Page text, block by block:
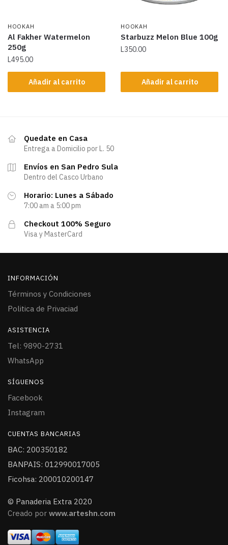
HOOKAH
Al Fakher Watermelon
250g
L495.00
Añadir al carrito
HOOKAH
Starbuzz Melon Blue 100g
L350.00
Añadir al carrito
Quedate en Casa
Entrega a Domicilio por L. 50
Envíos en San Pedro Sula
Dentro del Casco Urbano
Horario: Lunes a Sábado
7:00 am a 5:00 pm
Checkout 100% Seguro
Visa y MasterCard
INFORMACIÓN
Términos y Condiciones
Politica de Privaciad
ASISTENCIA
Tel: 9890-2731
WhatsApp
SÍGUENOS
Facebook
Instagram
CUENTAS BANCARIAS
BAC: 200350182
BANPAIS: 012990017005
Ficohsa: 200010200147
© Panaderia Extra 2020
Creado por www.arteshn.com